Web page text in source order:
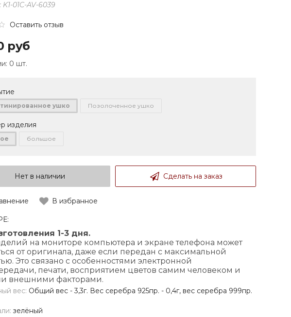
K1-01C-AV-6039
Оставить отзыв
руб
0 шт.
ушко Позолоченное ушко
изделия
большое
Нет в наличии Сделать на заказ
В избранное
1-3 дня.
на мониторе компьютера и экране телефона может
от оригинала, даже если передан с максимальной
Это связано с особенностями электронной
печати, восприятием цветов самим человеком и
внешними факторами.
вес: Общий вес - 3,3г. Вес серебра 925пр. - 0,4г, вес серебра 999пр.
зелёный